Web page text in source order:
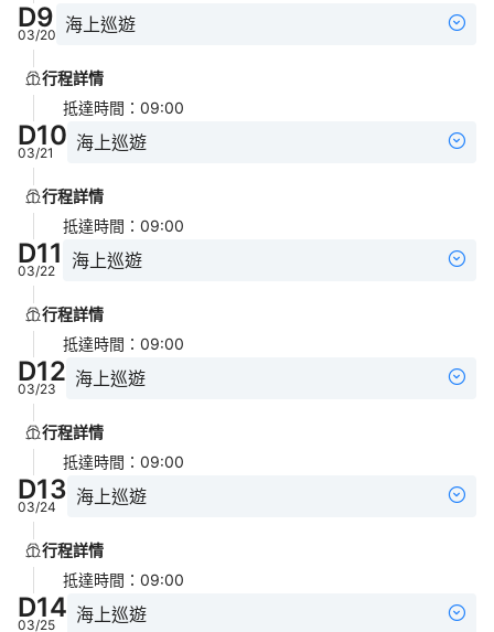
D9
03/20 海上巡遊
行程詳情
抵達時間 ： 09:00
D10
03/21 海上巡遊
行程詳情
抵達時間 ： 09:00
D11
03/22 海上巡遊
行程詳情
抵達時間 ： 09:00
D12
03/23 海上巡遊
行程詳情
抵達時間 ： 09:00
D13
03/24 海上巡遊
行程詳情
抵達時間 ： 09:00
D14
03/25 海上巡遊